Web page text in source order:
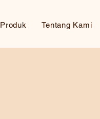
Produk Tentang Kami